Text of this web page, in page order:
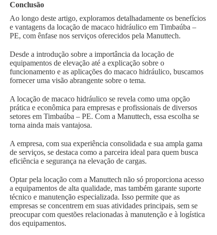
Conclusão
Ao longo deste artigo, exploramos detalhadamente os benefícios
e vantagens da locação de macaco hidráulico em Timbaúba –
PE, com ênfase nos serviços oferecidos pela Manuttech.
Desde a introdução sobre a importância da locação de
equipamentos de elevação até a explicação sobre o
funcionamento e as aplicações do macaco hidráulico, buscamos
fornecer uma visão abrangente sobre o tema.
A locação de macaco hidráulico se revela como uma opção
prática e econômica para empresas e profissionais de diversos
setores em Timbaúba – PE. Com a Manuttech, essa escolha se
torna ainda mais vantajosa.
A empresa, com sua experiência consolidada e sua ampla gama
de serviços, se destaca como a parceira ideal para quem busca
eficiência e segurança na elevação de cargas.
Optar pela locação com a Manuttech não só proporciona acesso
a equipamentos de alta qualidade, mas também garante suporte
técnico e manutenção especializada. Isso permite que as
empresas se concentrem em suas atividades principais, sem se
preocupar com questões relacionadas à manutenção e à logística
dos equipamentos.